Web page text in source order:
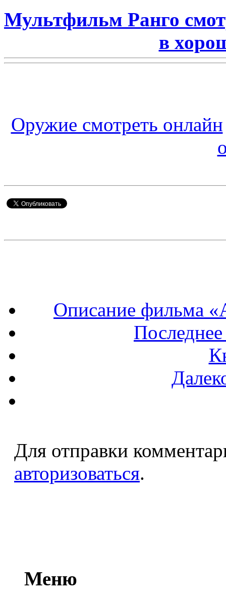
Мультфильм Ранго
в
Оружие смотреть онлайн
Описание фильма
Для отправки
авторизоваться.
Меню